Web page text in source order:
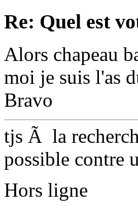
Re: Quel est
Alors chapeau
moi je suis l'as
Bravo
tjs Ã la
possible contre
Hors ligne